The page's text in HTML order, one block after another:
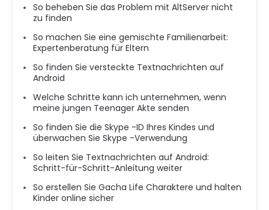
So beheben Sie das Problem mit AltServer nicht
zu finden
So machen Sie eine gemischte Familienarbeit:
Expertenberatung für Eltern
So finden Sie versteckte Textnachrichten auf
Android
Welche Schritte kann ich unternehmen, wenn
meine jungen Teenager Akte senden
So finden Sie die Skype -ID Ihres Kindes und
überwachen Sie Skype -Verwendung
So leiten Sie Textnachrichten auf Android:
Schritt-für-Schritt-Anleitung weiter
So erstellen Sie Gacha Life Charaktere und halten
Kinder online sicher